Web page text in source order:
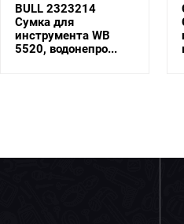
Сибртех 90237
Сумка для
инструмента (кейс
монтера), 47...